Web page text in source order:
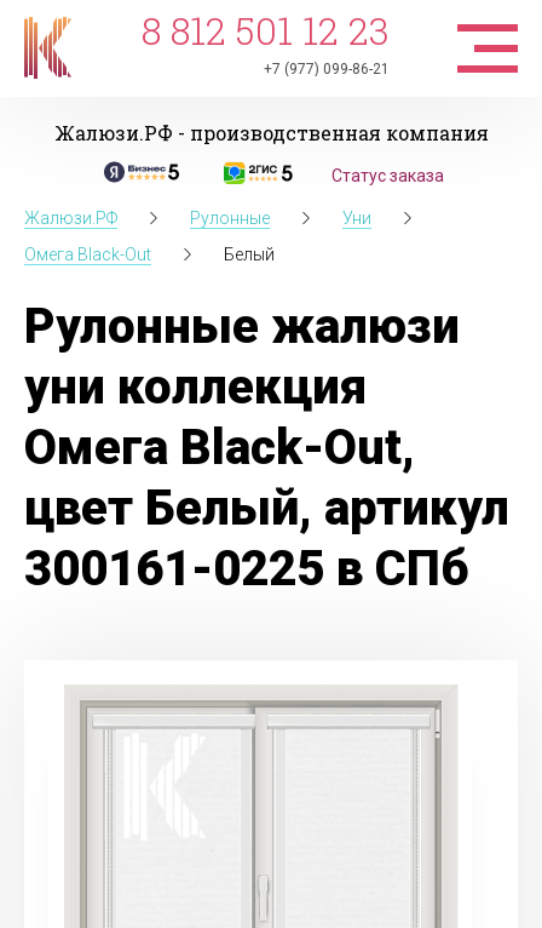
8 812 501 12 23
+7 (977) 099-86-21
Жалюзи.РФ - производственная компания
Статус заказа
Жалюзи.РФ Рулонные
Уни
Омега Black-Out
Белый
Рулонные жалюзи
уни коллекция
Омега Black-Out,
цвет Белый, артикул
300161-0225 в СПб